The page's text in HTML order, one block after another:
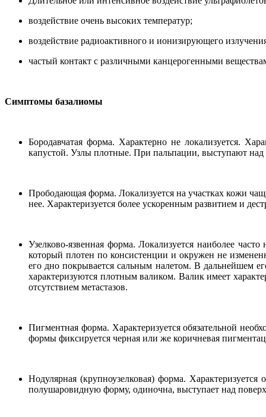
воздействие очень высоких температур;
воздействие радиоактивного и ионизирующего
частый контакт с различными канцерогенными
Симптомы базалиомы
Бородавчатая форма. Характерно не локализуется.
капустой. Узлы плотные. При пальпации, выступают
Прободающая форма. Локализуется на участках кожи
нее. Характеризуется более ускоренным развитием и
Узелково-язвенная форма. Локализуется наиболее
который плотен по консистенции и окружен не
его дно покрывается сальным налетом. В дальнейшем
характеризуются плотным валиком. Валик имеет
отсутствием метастазов.
Пигментная форма. Характеризуется обязательной
формы фиксируется черная или же коричневая
Нодулярная (крупноузелковая) форма.
полушаровидную форму, одиночна, выступает над